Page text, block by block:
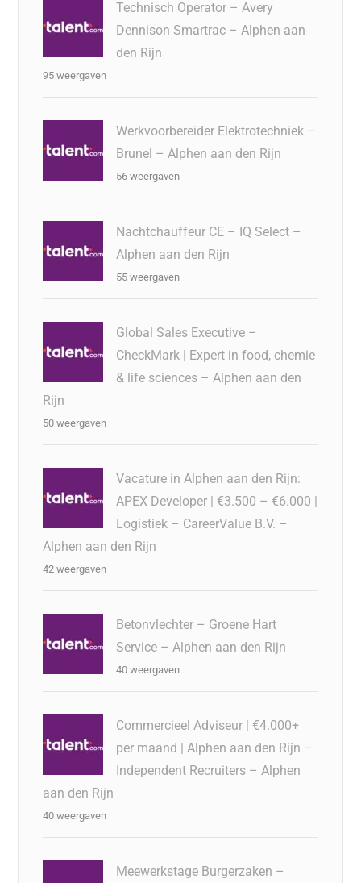
Technisch Operator – Avery
Dennison Smartrac – Alphen aan
den Rijn
95 weergaven
Werkvoorbereider Elektrotechniek –
Brunel – Alphen aan den Rijn
56 weergaven
Nachtchauffeur CE – IQ Select –
Alphen aan den Rijn
55 weergaven
Global Sales Executive –
CheckMark | Expert in food, chemie
& life sciences – Alphen aan den
Rijn
50 weergaven
Vacature in Alphen aan den Rijn:
APEX Developer | €3.500 – €6.000 |
Logistiek – CareerValue B.V. –
Alphen aan den Rijn
42 weergaven
Betonvlechter – Groene Hart
Service – Alphen aan den Rijn
40 weergaven
Commercieel Adviseur | €4.000+
per maand | Alphen aan den Rijn –
Independent Recruiters – Alphen
aan den Rijn
40 weergaven
Meewerkstage Burgerzaken –